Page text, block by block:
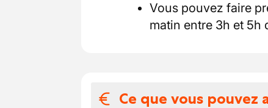
Vous pouvez faire
matin entre 3h et 5h
Ce que vous pouvez